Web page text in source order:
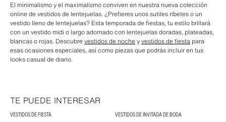
El minimalismo y el maximalismo conviven en nuestra nueva colección
online de vestidos de lentejuelas. ¿Prefieres unos sutiles ribetes o un
vestido lleno de lentejuelas? Esta temporada de fiestas, tu estilo brillará
con un vestido midi o largo adornado con lentejuelas doradas, plateadas,
blancas o rojas. Descubrevestidos de nocheyvestidos de fiesta para
esas ocasiones especiales, así como piezas que podrás incluir en tus
looks casual de diario.
TE PUEDE INTERESAR
VESTIDOS DE FIESTA
VESTIDOS DE INVITADA DE BODA